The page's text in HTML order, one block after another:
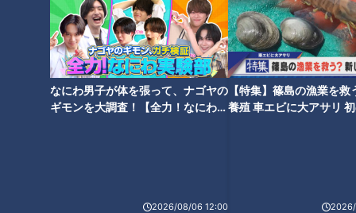
なにわ男子が体を張って、ナゴヤの
ギモンを大調査！【全力！なにわ実
2026/08/06 12:00
【特集】篠島の漁業を救
養殖 車エビに大アサリ
生活をちょっと変えるだけ！無
理なくやせるダイエット